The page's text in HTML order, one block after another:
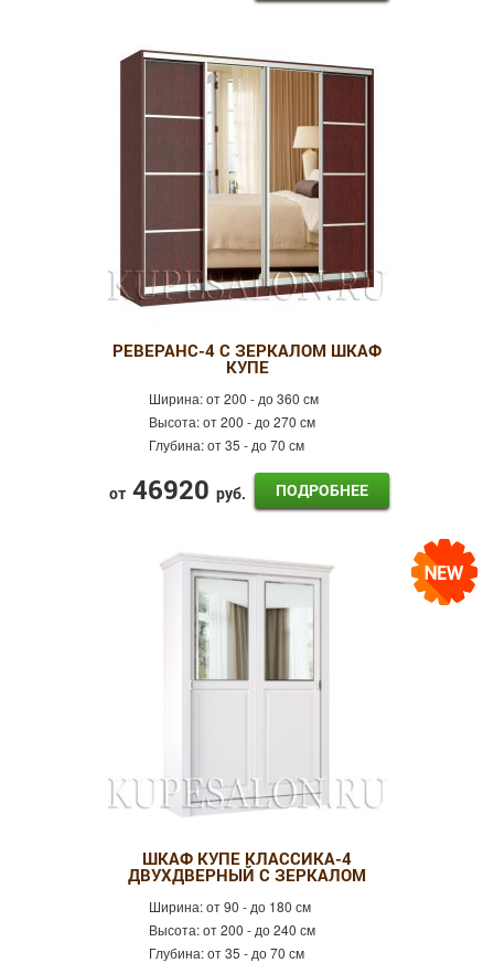
РЕВЕРАНС-4 С ЗЕРКАЛОМ ШКАФ
КУПЕ
Ширина:от 200 - до 360 см
Высота:от 200 - до 270 см
Глубина:от 35 - до 70 см
от 46920 руб. ПОДРОБНЕЕ
ШКАФ КУПЕ КЛАССИКА-4
ДВУХДВЕРНЫЙ С ЗЕРКАЛОМ
Ширина:от 90 - до 180 см
Высота:от 200 - до 240 см
Глубина:от 35 - до 70 см